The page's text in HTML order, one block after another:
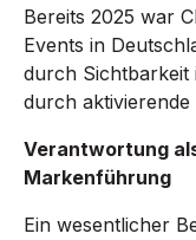
Bereits 2025 war
Events in
durch Sichtbarkeit
durch
Verantwortung
Markenführung
Ein wesentlicher